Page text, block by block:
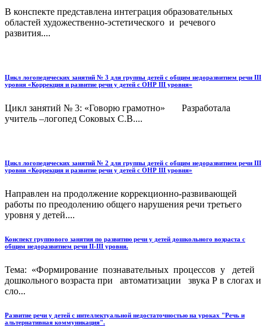
В конспекте представлена интеграция образовательных
областей художественно-эстетического и речевого
развития....
Цикл логопедических занятий № 3 для группы детей с общим недоразвитием речи III
уровня «Коррекция и развитие речи у детей с ОНР III уровня»
Цикл занятий № 3: «Говорю грамотно» Разработала
учитель –логопед Соковых С.В....
Цикл логопедических занятий № 2 для группы детей с общим недоразвитием речи III
уровня «Коррекция и развитие речи у детей с ОНР III уровня»
Направлен на продолжение коррекционно-развивающей
работы по преодолению общего нарушения речи третьего
уровня у детей....
Конспект группового занятия по развитию речи у детей дошкольного возраста с
общим недоразвитием речи II-III уровня.
Тема: «Формирование познавательных процессов у детей
дошкольного возраста при автоматизации звука Р в слогах и
сло...
Развитие речи у детей с интеллектуальной недостаточностью на уроках "Речь и
альтернативная коммуникация".